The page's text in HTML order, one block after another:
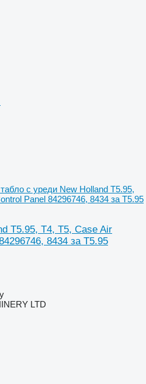
табло с уреди New Holland T5.95,
Panel 84296746, 8434 за T5.95
T5.95, T4, T5, Case Air
8434 за T5.95
LTD